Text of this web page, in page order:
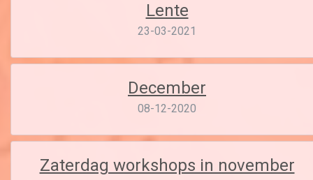
Lente
23-03-2021
December
08-12-2020
Zaterdag workshops in november